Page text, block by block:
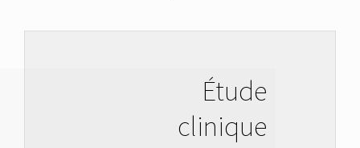
Étude
clinique